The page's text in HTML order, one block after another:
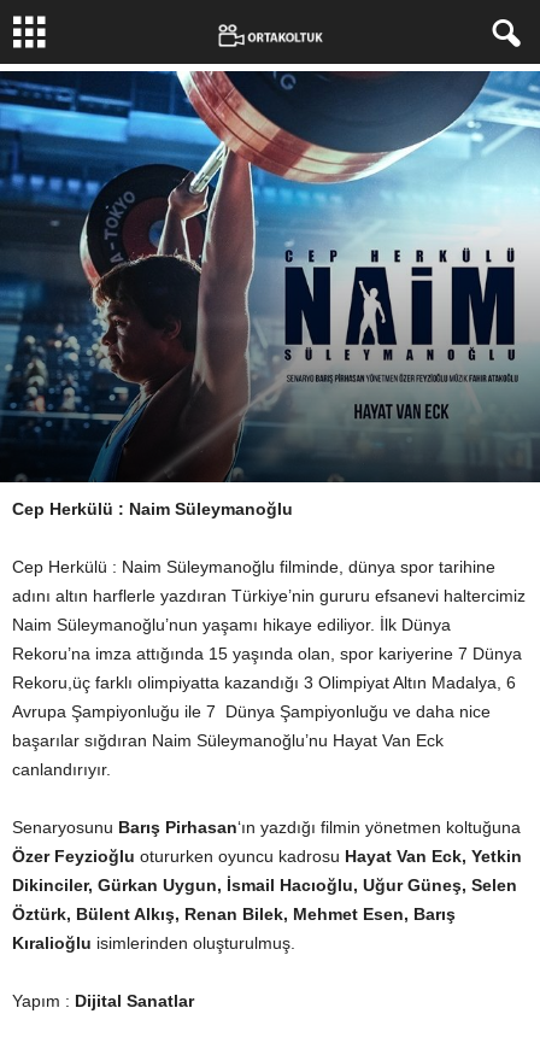
Yazar: Melisa- 21 Ağustos 2019 1087
Cep Herkülü : Naim Süleymanoğlu
Cep Herkülü : Naim Süleymanoğlu filminde, dünya spor tarihine
adını altın harflerle yazdıran Türkiye’nin gururu efsanevi haltercimiz
Naim Süleymanoğlu’nun yaşamı hikaye ediliyor. İlk Dünya
Rekoru’na imza attığında 15 yaşında olan, spor kariyerine 7 Dünya
Rekoru,üç farklı olimpiyatta kazandığı 3 Olimpiyat Altın Madalya, 6
Avrupa Şampiyonluğu ile 7 Dünya Şampiyonluğu ve daha nice
başarılar sığdıran Naim Süleymanoğlu’nu Hayat Van Eck
canlandırıyır.
Senaryosunu Barış Pirhasan‘ın yazdığı filmin yönetmen koltuğuna
Özer Feyzioğlu otururken oyuncu kadrosu Hayat Van Eck, Yetkin
Dikinciler, Gürkan Uygun, İsmail Hacıoğlu, Uğur Güneş, Selen
Öztürk, Bülent Alkış, Renan Bilek, Mehmet Esen, Barış
Kıralioğlu isimlerinden oluşturulmuş.
Yapım : Dijital Sanatlar